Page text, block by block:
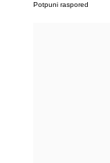
Potpuni raspored